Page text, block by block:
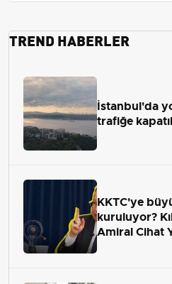
TREND HABERLER
İstanbul'da
trafiğe
KKTC'ye
kuruluyor?
Amiral Cihat